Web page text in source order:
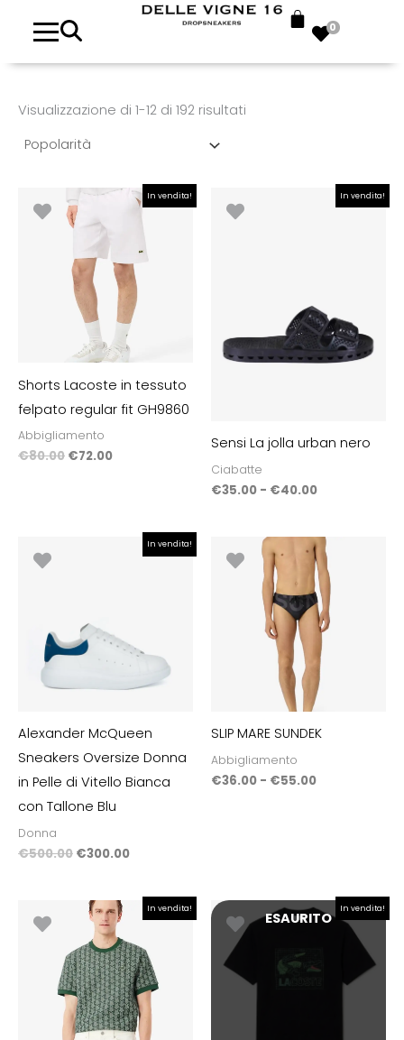
0
Visualizzazione di 1-12 di 192 risultati
Popolarità
In vendita!
Shorts Lacoste in tessuto
felpato regular fit GH9860
Abbigliamento
€80.00
prezzo
originale
€80.00.
€72.00
Il
prezzo
attuale
€72.00.
In vendita!
Sensi La jolla urban nero
Ciabatte
€35.00 - €40.00
Fascia
In vendita!
Alexander McQueen
Sneakers Oversize Donna
in Pelle di Vitello Bianca
con Tallone Blu
Donna
€500.00 €300.00
prezzo
SLIP MARE SUNDEK
Abbigliamento
€36.00 - €55.00
Fascia
di
prezzo:
da
€36.00
a
€55.00
In vendita!
prezzo
originale
era:
€90.00.
Il
prezzo
attuale
è:
€63.00.
In vendita!
ESAURITO
prezzo
€70.00.
Il
prezzo
attuale
€49.00.